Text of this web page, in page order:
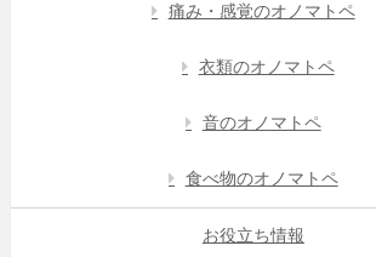
痛み・感覚のオノマトペ
衣類のオノマトペ
音のオノマトペ
食べ物のオノマトペ
お役立ち情報